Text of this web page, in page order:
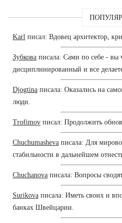
Karl писал: Вдовец архитектор,
Зубкова писала: Сами по себе - вы
дисциплинированный и все
Djogtina писала: Оказались на
люди.
Trofimov писал: Продолжить
Chuchumasheva писала: Для
стабильности в дальнейшем
Chuchanova писала: Вопросы
Surikova писала: Иметь своих и
банках Швейцарии.